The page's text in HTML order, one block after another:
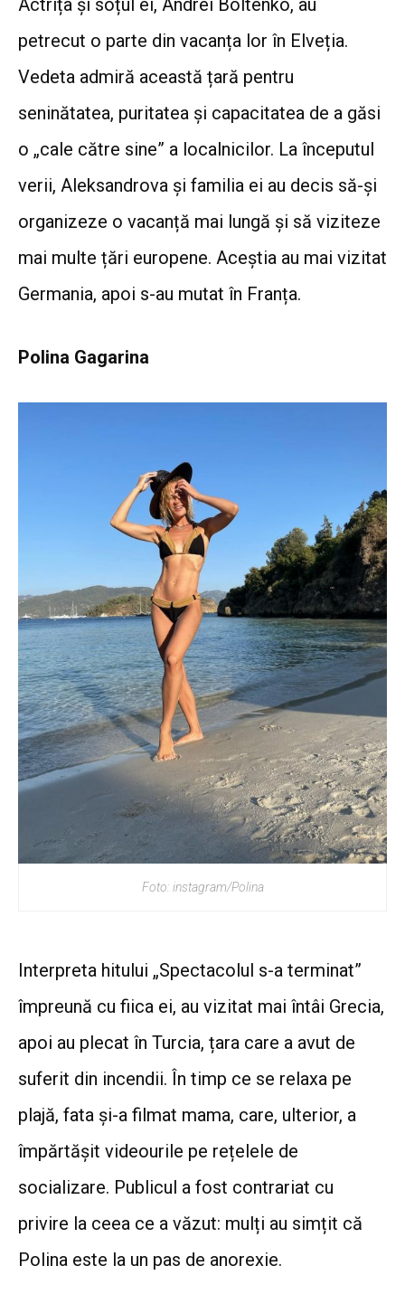
petrecut o parte din vacanța lor în Elveția.
Vedeta admiră această țară pentru
seninătatea, puritatea și capacitatea de a găsi
o „cale către sine” a localnicilor. La începutul
verii, Aleksandrova și familia ei au decis să-și
organizeze o vacanță mai lungă și să viziteze
mai multe țări europene. Aceștia au mai vizitat
Germania, apoi s-au mutat în Franța.
Polina Gagarina
Foto: instagram/Polina
Interpreta hitului „Spectacolul s-a terminat”
împreună cu fiica ei, au vizitat mai întâi Grecia,
apoi au plecat în Turcia, țara care a avut de
suferit din incendii. În timp ce se relaxa pe
plajă, fata și-a filmat mama, care, ulterior, a
împărtășit videourile pe rețelele de
socializare. Publicul a fost contrariat cu
privire la ceea ce a văzut: mulți au simțit că
Polina este la un pas de anorexie.